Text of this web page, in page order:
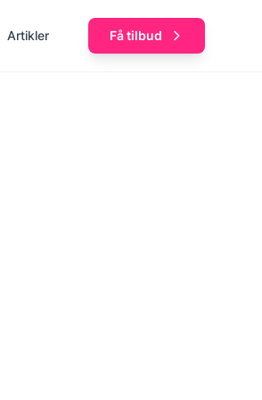
Artikler Få tilbud